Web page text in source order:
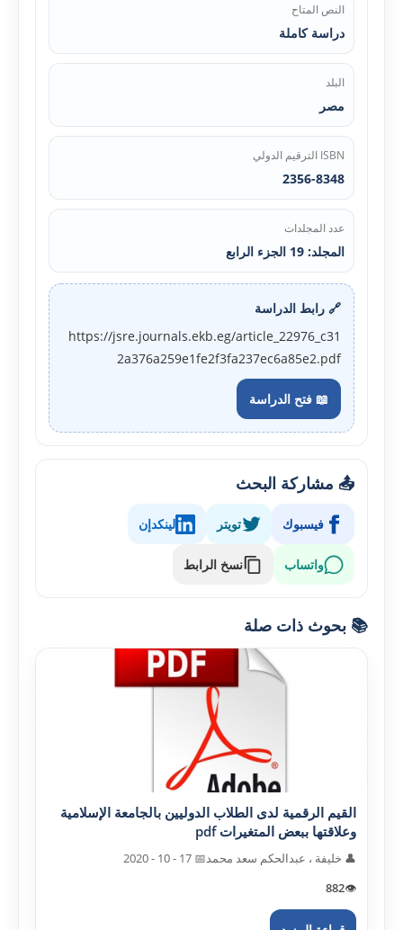
النص المتاح
دراسة كاملة
البلد
مصر
ISBN الترقيم الدولي
2356-8348
عدد المجلدات
المجلد: 19 الجزء الرابع
🔗 رابط الدراسة
https://jsre.journals.ekb.eg/article_22976_c31
2a376a259e1fe2f3fa237ec6a85e2.pdf
📖 فتح الدراسة
📤 مشاركة البحث
فيسبوك تويتر لينكدإن
واتساب نسخ الرابط
📚 بحوث ذات صلة
القيم الرقمية لدى الطلاب الدوليين بالجامعة الإسلامية
وعلاقتها ببعض المتغيرات pdf
👤 خليفة ، عبدالحکم سعد محمد📅 17 - 10 - 2020
👁️
882